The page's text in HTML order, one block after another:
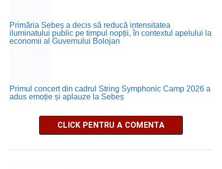
Primăria Sebeș a decis să reducă intensitatea
iluminatului public pe timpul nopții, în contextul apelului la
economii al Guvernului Bolojan
Primul concert din cadrul String Symphonic Camp 2026 a
adus emoție și aplauze la Sebeș
CLICK PENTRU A COMENTA